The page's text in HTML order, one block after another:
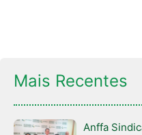
Mais Recentes
Anffa